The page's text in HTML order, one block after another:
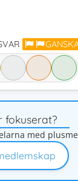
fokuserat?
med